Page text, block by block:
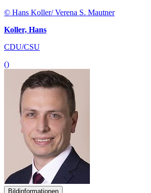
© Hans Koller/ Verena S. Mautner
Koller, Hans
CDU/CSU
()
Bildinformationen